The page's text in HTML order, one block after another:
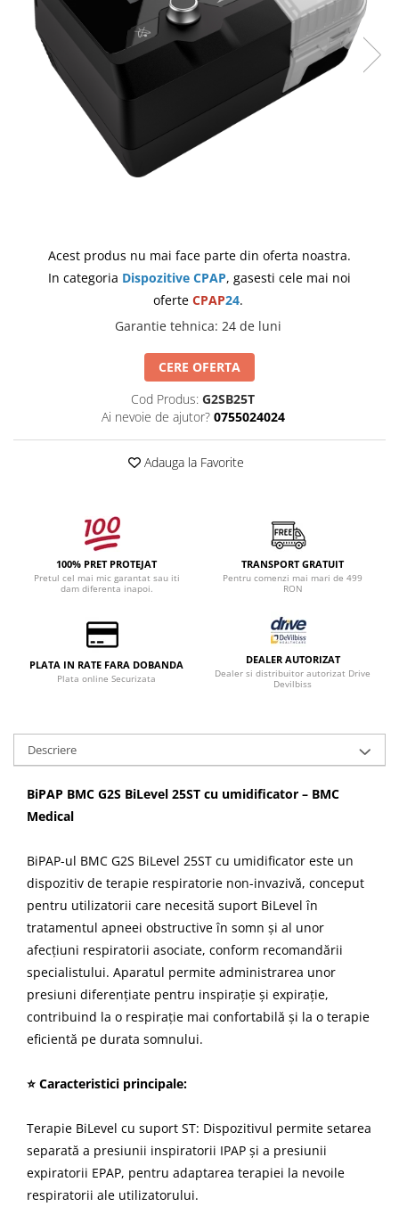
Blocare/ Fixare barbie
Preventie iritatia pielii
Huse dispozitive
Alimentatoare si baterii CPAP
Stocare si generare raport CPAP
Acest produs nu mai face parte din oferta noastra.
In categoria Dispozitive CPAP, gasesti cele mai noi
oferte CPAP24.
Garantie tehnica: 24 de luni
CERE OFERTA
Cod Produs: G2SB25T
Ai nevoie de ajutor? 0755024024
Adauga la Favorite
100% PRET PROTEJAT
Pretul cel mai mic garantat sau iti
dam diferenta inapoi.
TRANSPORT GRATUIT
Pentru comenzi mai mari de 499
RON
PLATA IN RATE FARA DOBANDA
Plata online Securizata
DEALER AUTORIZAT
Dealer si distribuitor autorizat Drive
Devilbiss
Descriere
BiPAP BMC G2S BiLevel 25ST cu umidificator – BMC
Medical
BiPAP-ul BMC G2S BiLevel 25ST cu umidificator este un
dispozitiv de terapie respiratorie non-invazivă, conceput
pentru utilizatorii care necesită suport BiLevel în
tratamentul apneei obstructive în somn și al unor
afecțiuni respiratorii asociate, conform recomandării
specialistului. Aparatul permite administrarea unor
presiuni diferențiate pentru inspirație și expirație,
contribuind la o respirație mai confortabilă și la o terapie
eficientă pe durata somnului.
⭐ Caracteristici principale:
Terapie BiLevel cu suport ST: Dispozitivul permite setarea
separată a presiunii inspiratorii IPAP și a presiunii
expiratorii EPAP, pentru adaptarea terapiei la nevoile
respiratorii ale utilizatorului.